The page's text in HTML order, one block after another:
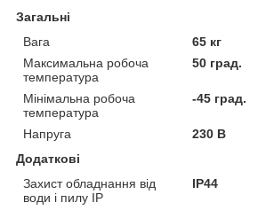
Загальні
Вага
65 кг
Максимальна робоча
температура
50 град.
Мінімальна робоча
температура
-45 град.
Напруга
230 В
Додаткові
Захист обладнання від
води і пилу IP
IP44